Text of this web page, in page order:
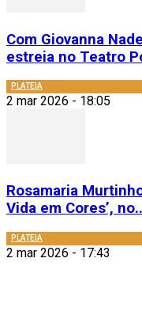
Com Giovanna
estreia no Teatro
PLATEIA
2 mar 2026 - 18:05
Rosamaria
Vida em Cores’,
PLATEIA
2 mar 2026 - 17:43